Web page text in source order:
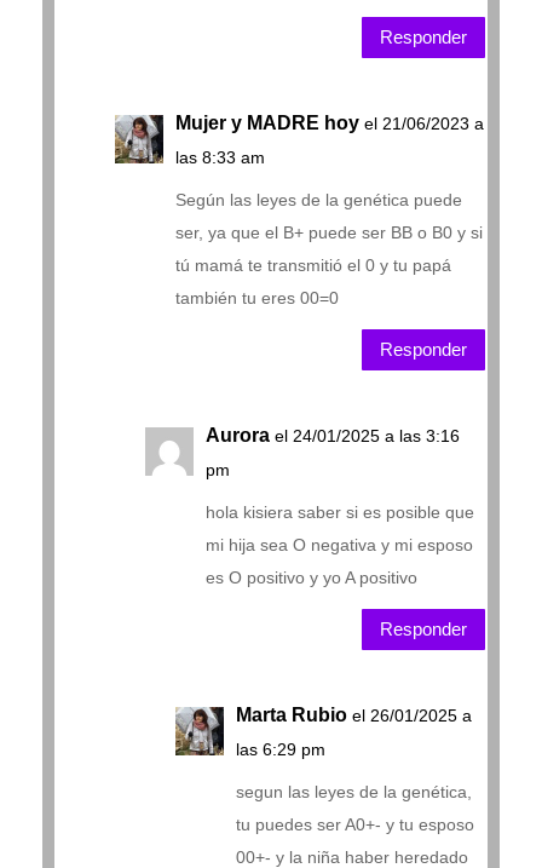
Responder
Mujer y MADRE hoy el 21/06/2023 a
las 8:33 am
Según las leyes de la genética puede
ser, ya que el B+ puede ser BB o B0 y si
tú mamá te transmitió el 0 y tu papá
también tu eres 00=0
Responder
Aurora el 24/01/2025 a las 3:16
pm
hola kisiera saber si es posible que
mi hija sea O negativa y mi esposo
es O positivo y yo A positivo
Responder
Marta Rubio el 26/01/2025 a
las 6:29 pm
segun las leyes de la genética,
tu puedes ser A0+- y tu esposo
00+- y la niña haber heredado